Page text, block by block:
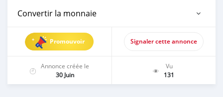
Convertir la monnaie
Promouvoir Signaler cette annonce
Annonce créée le
30 Juin
Vu
131